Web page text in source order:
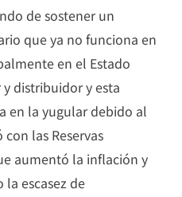
de sostener un
que ya no funciona en
en el Estado
distribuidor y esta
en la yugular debido al
las Reservas
aumentó la inflación y
escasez de